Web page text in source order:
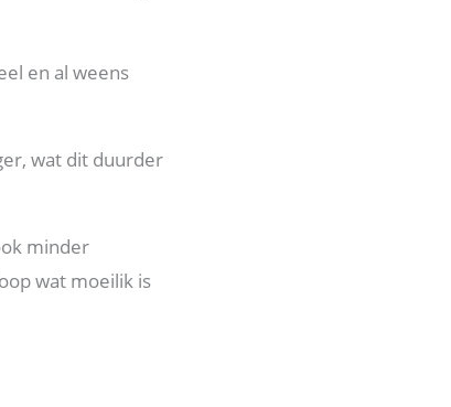
en al weens
wat dit duurder
minder
wat moeilik is